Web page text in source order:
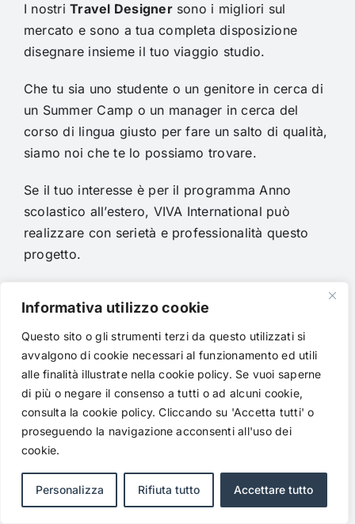
Informativa utilizzo cookie
Questo sito o gli strumenti terzi da questo utilizzati si
avvalgono di cookie necessari al funzionamento ed utili
alle finalità illustrate nella cookie policy. Se vuoi saperne
di più o negare il consenso a tutti o ad alcuni cookie,
consulta la cookie policy. Cliccando su 'Accetta tutti' o
proseguendo la navigazione acconsenti all'uso dei
cookie.
Personalizza Rifiuta tutto Accettare tutto
I nostriTravel Designersono i migliori sul
mercato e sono a tua completa disposizione
disegnare insieme il tuo viaggio studio.
Che tu sia uno studente o un genitore in cerca di
un Summer Camp o un manager in cerca del
corso di lingua giusto per fare un salto di qualità,
siamo noi che te lo possiamo trovare.
Se il tuo interesse è per il programma Anno
scolastico all’estero, VIVA International può
realizzare con serietà e professionalità questo
progetto.
sbagliare, vai sul sicuro e contattaci ora.
Compila il form sottostante, ti
risponderemo il prima possibile
"*" indica i campi obbligatori
Nome*